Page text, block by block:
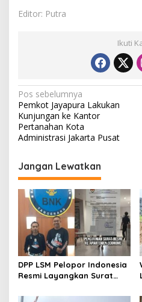
Editor: Putra
Ikuti
N
a
v
g
a
s
p
o
s
Pos sebelumnya
Pemkot Jayapura Lakukan
Kunjungan ke Kantor
Pertanahan Kota
Administrasi Jakarta Pusat
Jangan Lewatkan
DPP LSM Pelopor Indonesia
Resmi Layangkan Surat
Management Ecohome dan